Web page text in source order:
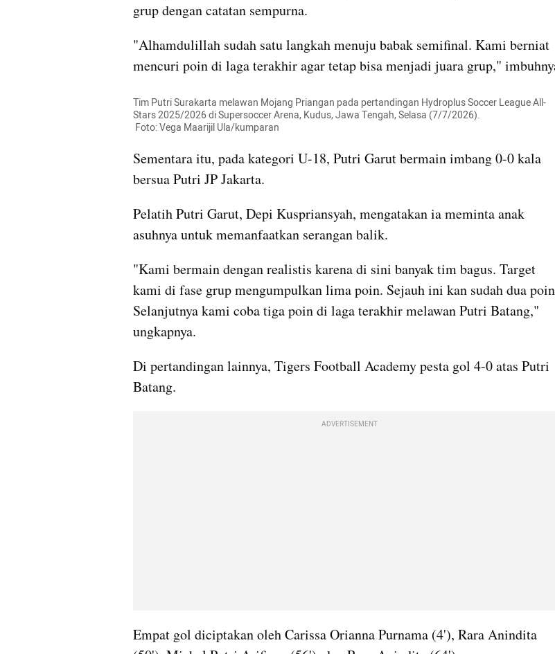
grup dengan catatan sempurna.
"Alhamdulillah sudah satu langkah menuju babak semifinal. Kami berniat
mencuri poin di laga terakhir agar tetap bisa menjadi juara grup,"
Tim Putri Surakarta melawan Mojang Priangan pada pertandingan Hydroplus Soccer League All-
Stars 2025/2026 di Supersoccer Arena, Kudus, Jawa Tengah, Selasa (7/7/2026).
Foto: Vega Maarijil Ula/kumparan
Sementara itu, pada kategori U-18, Putri Garut bermain imbang 0-0 kala
bersua Putri JP Jakarta.
Pelatih Putri Garut, Depi Kuspriansyah, mengatakan ia meminta anak
asuhnya untuk memanfaatkan serangan balik.
"Kami bermain dengan realistis karena di sini banyak tim bagus. Target
kami di fase grup mengumpulkan lima poin. Sejauh ini kan sudah dua
Selanjutnya kami coba tiga poin di laga terakhir melawan Putri Batang,"
ungkapnya.
Di pertandingan lainnya, Tigers Football Academy pesta gol 4-0 atas Putri
Batang.
ADVERTISEMENT
Empat gol diciptakan oleh Carissa Orianna Purnama (4'), Rara Anindita